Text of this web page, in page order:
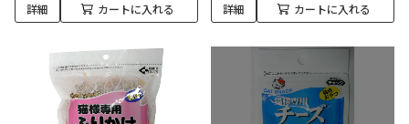
詳細 カートに入れる 詳細 カートに入れる